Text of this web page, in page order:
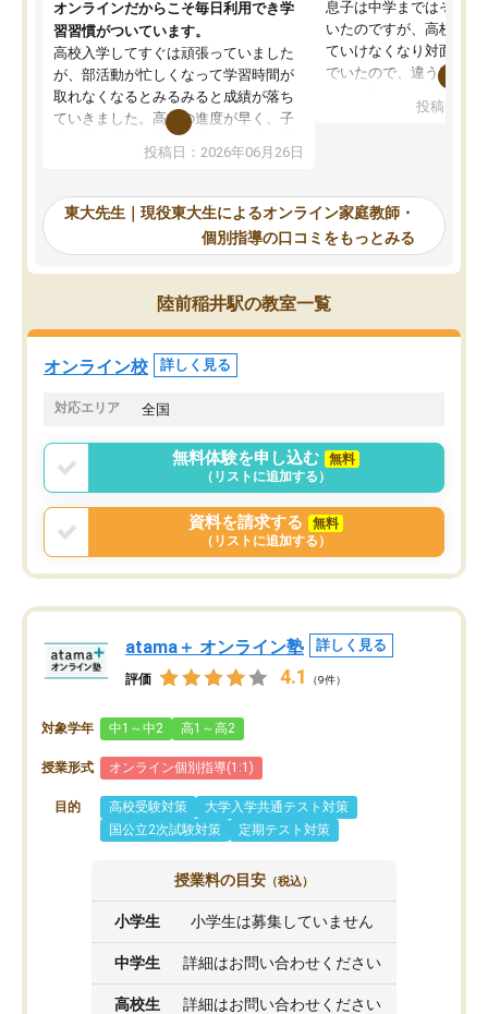
オンラインだからこそ毎日利用でき学
習習慣がついています。
高校入学してすぐは頑張っていました
が、部活動が忙しくなって学習時間が
取れなくなるとみるみると成績が落ち
ていきました。高校の進度が早く、子
供も家に帰って勉強の話すると嫌な反
応を示します。東大先生にお願いして
れるので、親としても安心です。毎日
使える自習室とかもあり、わからない
ところがあれば先生が回答してくれる
のも重宝しています。
投稿日：2026年06月26日
息子は中学まではそこそ
いたのですが、高校に入
ていけなくなり対面の塾
でいたので、違うアプロ
で、当初は模試でD判定
自習室が毎日使えていつ
るのが心強かったよう
謝です。
投稿日：
東大先生｜現役東大生によるオンライン家庭教師・
個別指導の口コミをもっとみる
陸前稲井駅の教室一覧
オンライン校 詳しく見る
対応エリア 全国
無料体験を申し込む
無料
（リストに追加する）
資料を請求する
無料
（リストに追加する）
atama＋ オンライン塾 詳しく見る
評価 4.1 （9件）
対象学年 中1～中2 高1～高2
授業形式 オンライン個別指導(1:1)
目的 高校受験対策
大学入学共通テスト対策
国公立2次試験対策
定期テスト対策
授業料の目安 （税込）
小学生 小学生は募集していません
中学生 詳細はお問い合わせください
高校生 詳細はお問い合わせください